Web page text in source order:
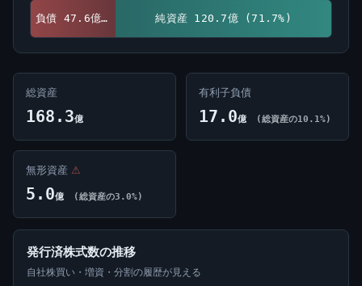
負債 47.6億 (28.3%) 純資産 120.7億 (71.7%)
総資産
168.3億
有利子負債
17.0億 (総資産の10.1%)
無形資産 ⚠
5.0億 (総資産の3.0%)
発行済株式数の推移
自社株買い・増資・分割の履歴が見える